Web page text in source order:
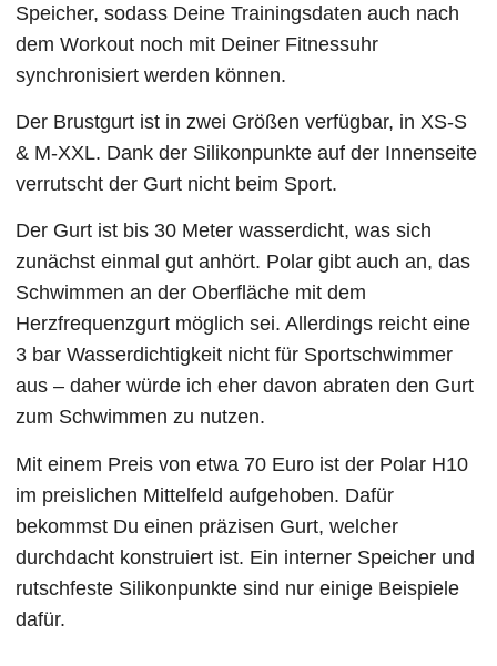
Speicher, sodass Deine Trainingsdaten auch nach
dem Workout noch mit Deiner Fitnessuhr
synchronisiert werden können.
Der Brustgurt ist in zwei Größen verfügbar, in XS-S
& M-XXL. Dank der Silikonpunkte auf der Innenseite
verrutscht der Gurt nicht beim Sport.
Der Gurt ist bis 30 Meter wasserdicht, was sich
zunächst einmal gut anhört. Polar gibt auch an, das
Schwimmen an der Oberfläche mit dem
Herzfrequenzgurt möglich sei. Allerdings reicht eine
3 bar Wasserdichtigkeit nicht für Sportschwimmer
aus – daher würde ich eher davon abraten den Gurt
zum Schwimmen zu nutzen.
Mit einem Preis von etwa 70 Euro ist der Polar H10
im preislichen Mittelfeld aufgehoben. Dafür
bekommst Du einen präzisen Gurt, welcher
durchdacht konstruiert ist. Ein interner Speicher und
rutschfeste Silikonpunkte sind nur einige Beispiele
dafür.